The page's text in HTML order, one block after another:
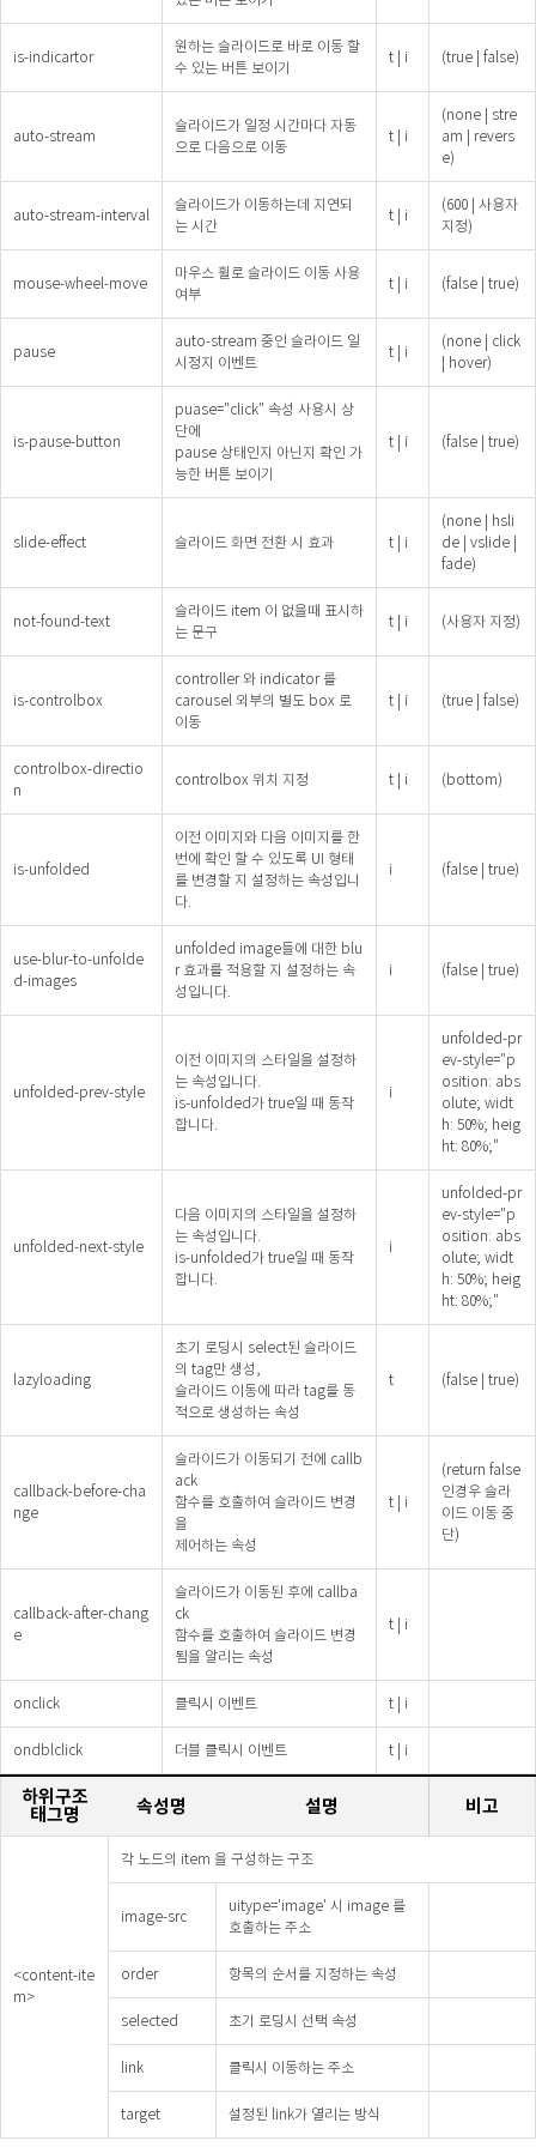
is-indicartor
원하는 슬라이드로 바로 이동 할
수 있는 버튼 보이기
t | i (true | false)
auto-stream
슬라이드가 일정 시간마다 자동
으로 다음으로 이동
t | i
(none | stre
am | revers
e)
auto-stream-interval
슬라이드가 이동하는데 지연되
는 시간
t | i
(600 | 사용자
지정)
mouse-wheel-move
마우스 휠로 슬라이드 이동 사용
여부
t | i (false | true)
pause
auto-stream 중인 슬라이드 일
시정지 이벤트
t | i
(none | click
| hover)
is-pause-button
puase="click" 속성 사용시 상
단에
pause 상태인지 아닌지 확인 가
능한 버튼 보이기
t | i (false | true)
slide-effect 슬라이드 화면 전환 시 효과 t | i
(none | hsli
de | vslide |
fade)
not-found-text
슬라이드 item 이 없을때 표시하
는 문구
t | i (사용자 지정)
is-controlbox
controller 와 indicator 를
carousel 외부의 별도 box 로
이동
t | i (true | false)
controlbox-directio
n
controlbox 위치 지정 t | i (bottom)
is-unfolded
이전 이미지와 다음 이미지를 한
번에 확인 할 수 있도록 UI 형태
를 변경할 지 설정하는 속성입니
다.
i (false | true)
use-blur-to-unfolde
d-images
unfolded image들에 대한 blu
r 효과를 적용할 지 설정하는 속
성입니다.
i (false | true)
unfolded-prev-style
이전 이미지의 스타일을 설정하
는 속성입니다.
is-unfolded가 true일 때 동작
합니다.
i
unfolded-pr
ev-style="p
osition: abs
olute; widt
h: 50%; heig
ht: 80%;"
unfolded-next-style
다음 이미지의 스타일을 설정하
는 속성입니다.
is-unfolded가 true일 때 동작
합니다.
i
unfolded-pr
ev-style="p
osition: abs
olute; widt
h: 50%; heig
ht: 80%;"
lazyloading
초기 로딩시 select된 슬라이드
의 tag만 생성,
슬라이드 이동에 따라 tag를 동
적으로 생성하는 속성
t (false | true)
callback-before-cha
nge
슬라이드가 이동되기 전에 callb
ack
함수를 호출하여 슬라이드 변경
을
제어하는 속성
t | i
(return false
인경우 슬라
이드 이동 중
단)
callback-after-chang
e
슬라이드가 이동된 후에 callba
ck
함수를 호출하여 슬라이드 변경
됨을 알리는 속성
t | i
onclick 클릭시 이벤트 t | i
ondblclick 더블 클릭시 이벤트 t | i
하위구조
태그명 속성명 설명 비고
<content-ite
m>
각 노드의 item 을 구성하는 구조
image-src
uitype='image' 시 image 를
호출하는 주소
order 항목의 순서를 지정하는 속성
selected 초기 로딩시 선택 속성
link 클릭시 이동하는 주소
target 설정된 link가 열리는 방식